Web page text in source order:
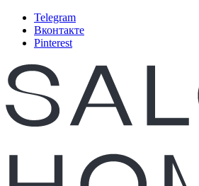
Telegram
Вконтакте
Pinterest